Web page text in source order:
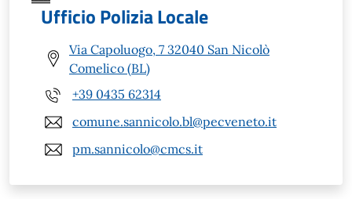
Ufficio Polizia Locale
Via Capoluogo, 7 32040 San Nicolò
Comelico (BL)
+39 0435 62314
comune.sannicolo.bl@pecveneto.it
pm.sannicolo@cmcs.it